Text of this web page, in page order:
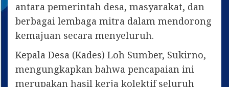
antara pemerintah desa, masyarakat, dan
berbagai lembaga mitra dalam mendorong
kemajuan secara menyeluruh.
Kepala Desa (Kades) Loh Sumber, Sukirno,
mengungkapkan bahwa pencapaian ini
merupakan hasil kerja kolektif seluruh